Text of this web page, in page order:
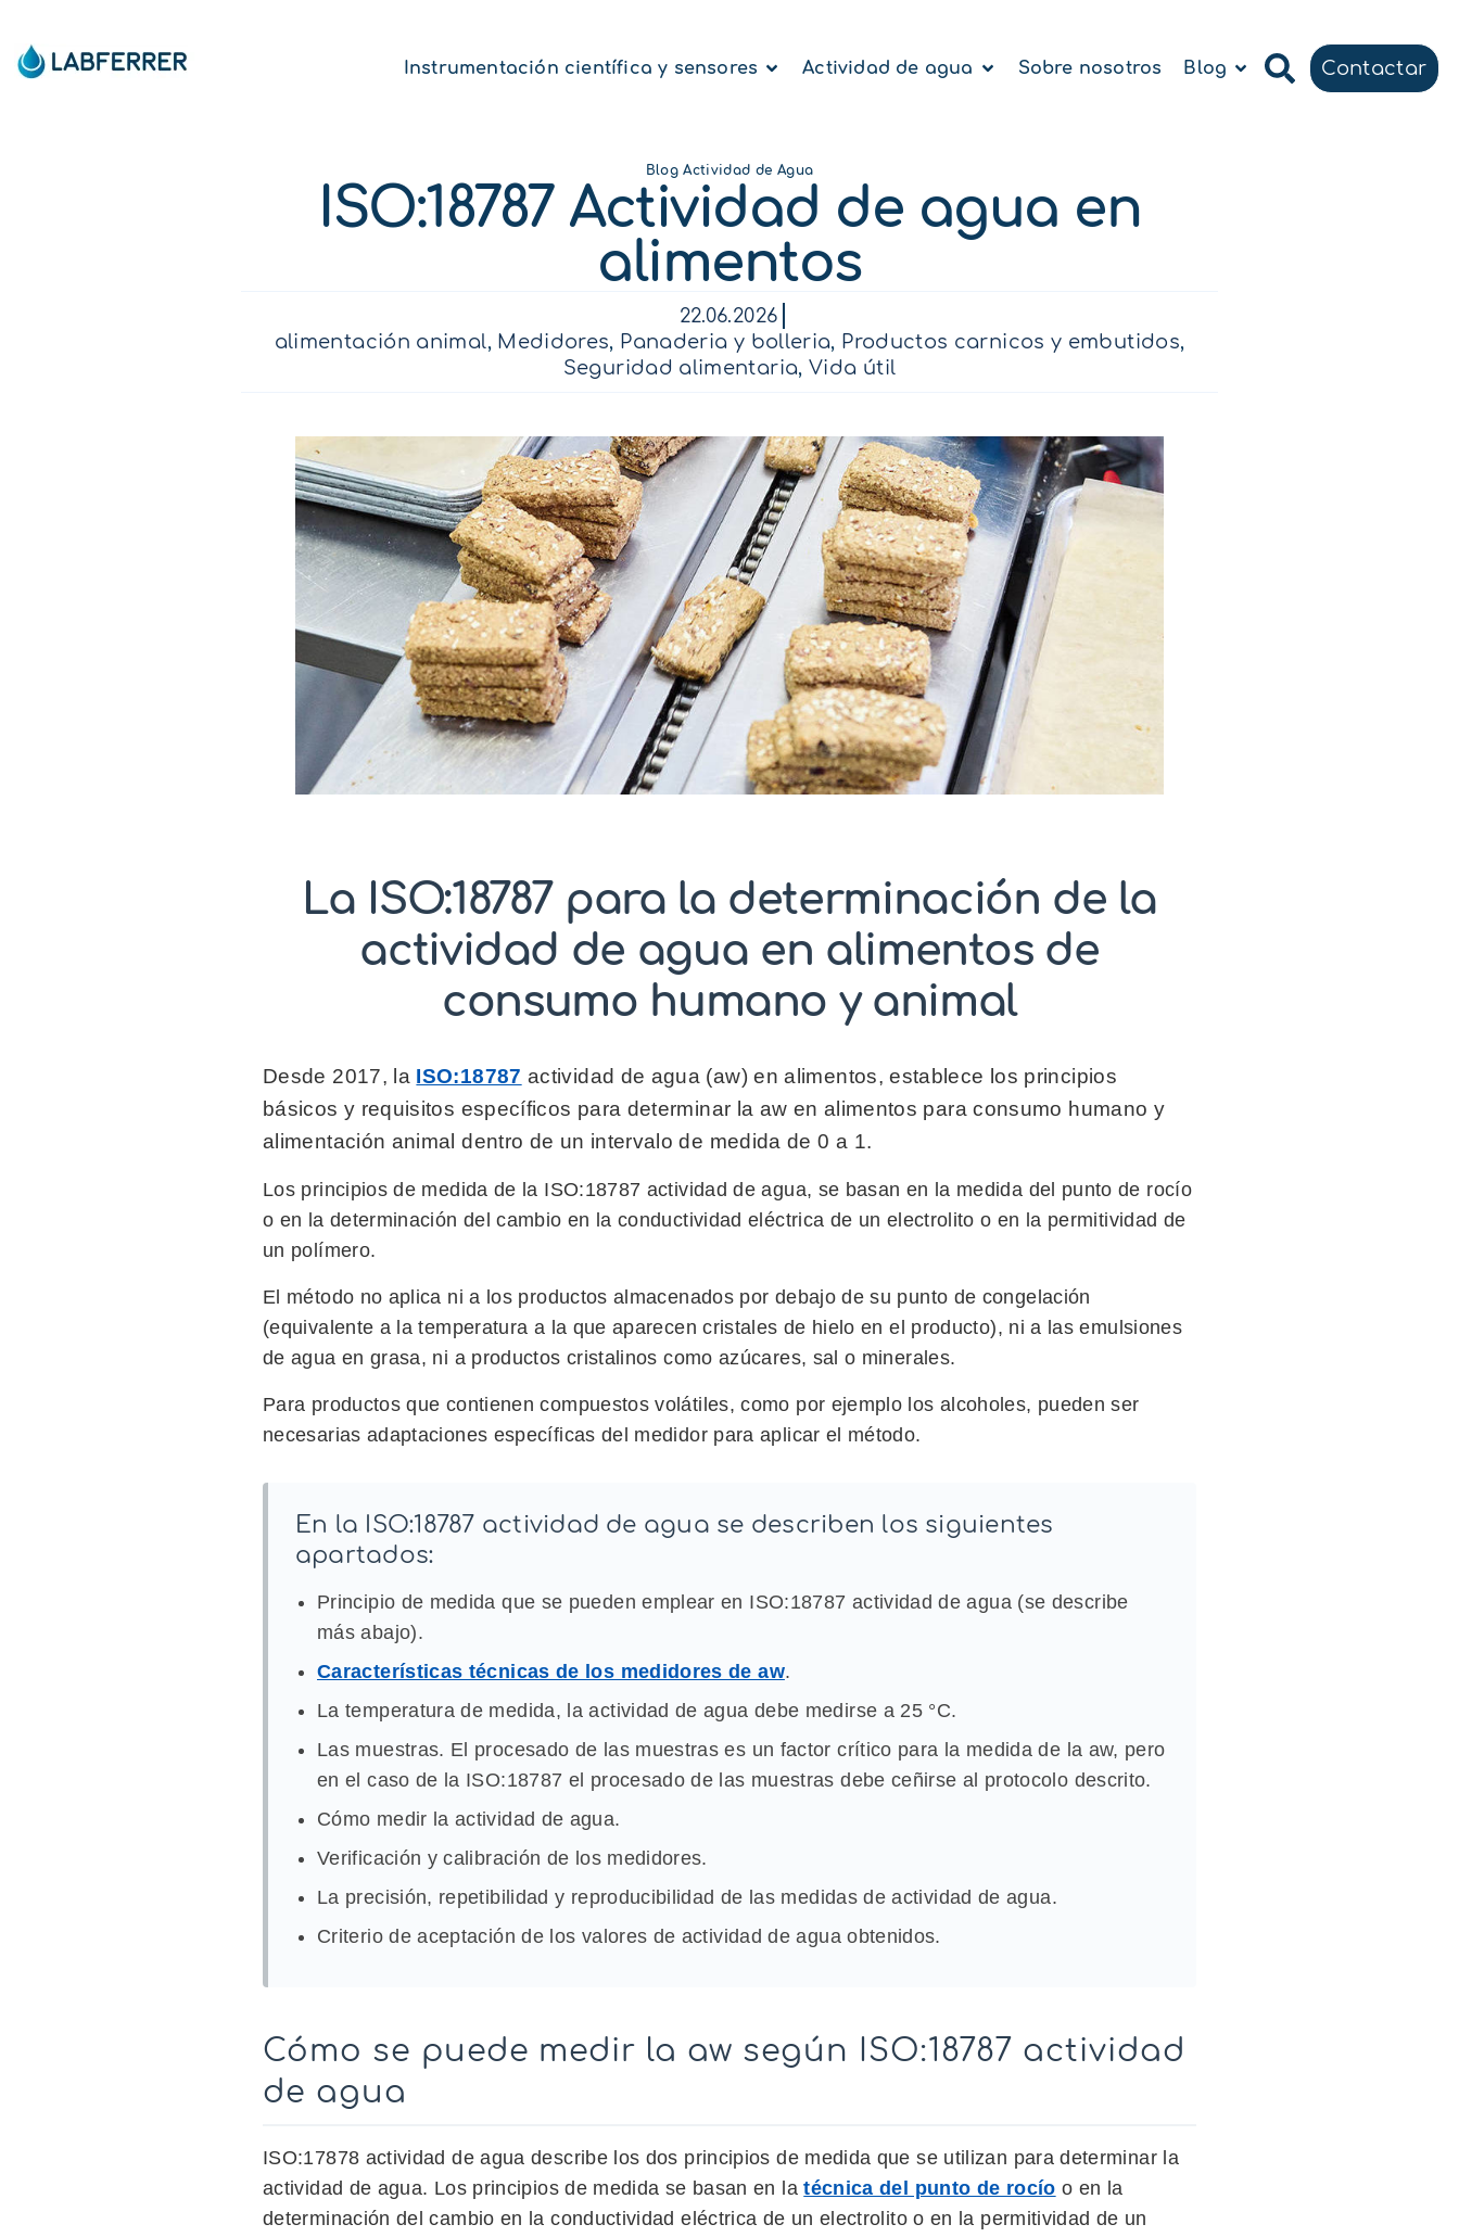
Instrumentación científica y sensores Actividad de agua Sobre nosotros Blog Contactar
Blog Actividad de Agua
ISO:18787 Actividad de agua en
alimentos
22.06.2026
alimentación animal, Medidores, Panaderia y bolleria, Productos carnicos y embutidos,
Seguridad alimentaria,Vida útil
La ISO:18787 para la determinación de la
actividad de agua en alimentos de
consumo humano y animal
Desde 2017, la ISO:18787 actividad de agua (aw) en alimentos, establece los principios
básicos y requisitos específicos para determinar la aw en alimentos para consumo humano y
alimentación animal dentro de un intervalo de medida de 0 a 1.
Los principios de medida de la ISO:18787 actividad de agua, se basan en la medida del punto de rocío
o en la determinación del cambio en la conductividad eléctrica de un electrolito o en la permitividad de
un polímero.
El método no aplica ni a los productos almacenados por debajo de su punto de congelación
(equivalente a la temperatura a la que aparecen cristales de hielo en el producto), ni a las emulsiones
de agua en grasa, ni a productos cristalinos como azúcares, sal o minerales.
Para productos que contienen compuestos volátiles, como por ejemplo los alcoholes, pueden ser
necesarias adaptaciones específicas del medidor para aplicar el método.
En la ISO:18787 actividad de agua se describen los siguientes
apartados:
Principio de medida que se pueden emplear en ISO:18787 actividad de agua (se describe
más abajo).
Características técnicas de los medidores de aw.
La temperatura de medida, la actividad de agua debe medirse a 25 °C.
Las muestras. El procesado de las muestras es un factor crítico para la medida de la aw, pero
en el caso de la ISO:18787 el procesado de las muestras debe ceñirse al protocolo descrito.
Cómo medir la actividad de agua.
Verificación y calibración de los medidores.
La precisión, repetibilidad y reproducibilidad de las medidas de actividad de agua.
Criterio de aceptación de los valores de actividad de agua obtenidos.
Cómo se puede medir la aw según ISO:18787 actividad
de agua
ISO:17878 actividad de agua describe los dos principios de medida que se utilizan para determinar la
actividad de agua. Los principios de medida se basan en latécnica del punto de rocío o en la
determinación del cambio en la conductividad eléctrica de un electrolito o en la permitividad de un